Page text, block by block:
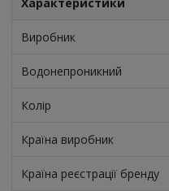
Характеристики
Виробник
Водонепроникний
Колір
Країна виробник
Країна реєстрації бренду